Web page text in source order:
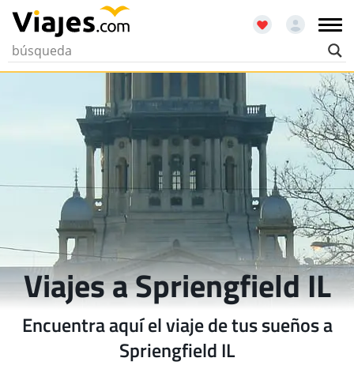
Viajes a Spriengfield IL
Encuentra aquí el viaje de tus sueños a
Spriengfield IL